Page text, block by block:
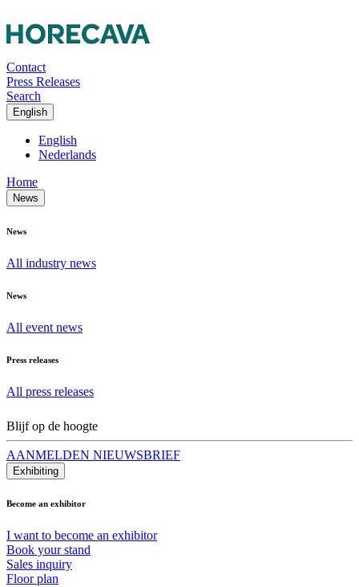
Contact
Press Releases
Search
English
English
Nederlands
Home
News
News
All industry news
News
All event news
Press releases
All press releases
Blijf op de hoogte
AANMELDEN NIEUWSBRIEF
Exhibiting
Become an exhibitor
I want to become an exhibitor
Book your stand
Sales inquiry
Floor plan